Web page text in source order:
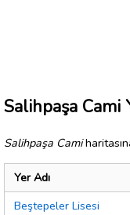
Salihpaşa Cami
Salihpaşa Cami
Yer Adı
Beştepeler Lisesi